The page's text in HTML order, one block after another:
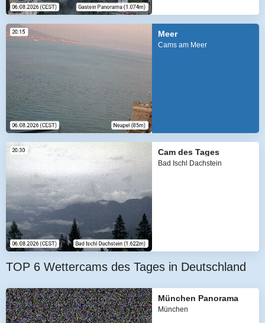
Meer
Cams am Meer
Cam des Tages
Bad Ischl Dachstein
TOP 6 Wettercams des Tages in Deutschland
München Panorama
München